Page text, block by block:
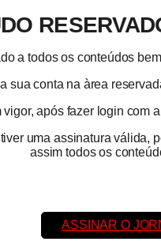
a todos os conteúdos
sua conta na àrea
após fazer login com
uma assinatura válida,
assim todos os
ASSINAR O